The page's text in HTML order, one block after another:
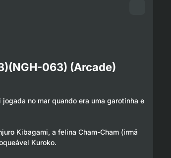
063) (Arcade)
no mar quando era uma garotinha e
Kibagami, a felina Cham-Cham (irmã
Kuroko.